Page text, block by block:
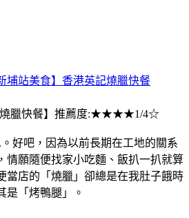
埔站美食】香港英記燒臘快餐
燒臘快餐】推薦度:★★★★1/4☆
好吧，因為以前長期在工地的關系
情願隨便找家小吃麵、飯扒一扒就算
當店的「燒臘」卻總是在我肚子餓時
是「烤鴨腿」。